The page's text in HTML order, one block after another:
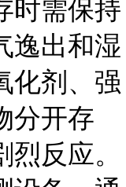
时需保持
逸出和湿
化剂、强
分开存
反应。